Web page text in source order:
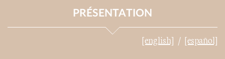
PRÉSENTATION
[english] [español]